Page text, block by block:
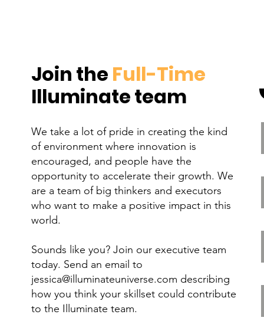
Join the Full-Time
Illuminate team
We take a lot of pride in creating the kind
of environment where innovation is
encouraged, and people have the
opportunity to accelerate their growth. We
are a team of big thinkers and executors
who want to make a positive impact in this
world.
Sounds like you? Join our executive team
today. Send an email to
jessica@illuminateuniverse.com describing
how you think your skillset could contribute
to the Illuminate team.